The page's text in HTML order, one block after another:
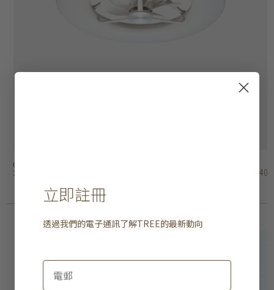
doshisha - 風扇燈
2 選項 HK$3,062.40
doshisha - 風扇燈
2 選項 HK$3,766.40
aeratron ae3+ 吊扇
4 選項 HK$3,502.40
aeratron ae2+ 吊扇
4 選項 HK$3,502.40
hunter savoy 吊扇
HK$2,358.40
hunter outdoor elements II 吊扇 - 葉狀扇葉
2 選項 HK$3,326.40
hunter outdoor elements II 吊扇 - 直扇葉
2 選項 HK$3,766.40
hunter industrie II 吊扇
3 選項 HK$2,358.40
hunter bayport 吊扇
HK$1,742.40
iconic orion 吊扇
3 選項 HK$2,622.40
立即註冊
透過我們的電子通訊了解TREE的最新動向